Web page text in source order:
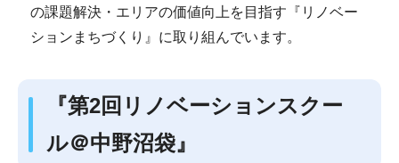
の課題解決・エリアの価値向上を目指す『リノベー
ションまちづくり』に取り組んでいます。
『第2回リノベーションスクー
ル＠中野沼袋』